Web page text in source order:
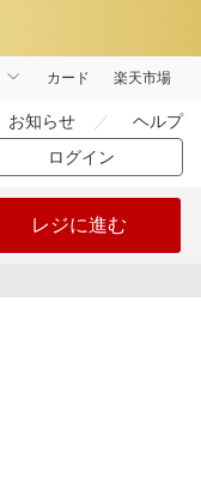
カード 楽天市場
お知らせ ヘルプ
ログイン
レジに進む